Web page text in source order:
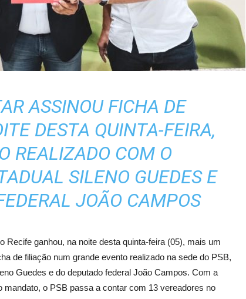
ASSINOU FICHA DE
DESTA QUINTA-FEIRA,
REALIZADO COM O
SILENO GUEDES E
JOÃO CAMPOS
Recife ganhou, na noite desta quinta-feira (05), mais um
de filiação num grande evento realizado na sede do PSB,
Guedes e do deputado federal João Campos. Com a
o PSB passa a contar com 13 vereadores no